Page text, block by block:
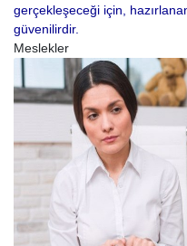
gerçekleşeceği için,
güvenilirdir.
Meslekler